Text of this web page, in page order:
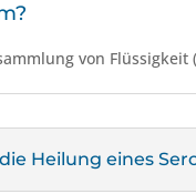
von
Heilung eines